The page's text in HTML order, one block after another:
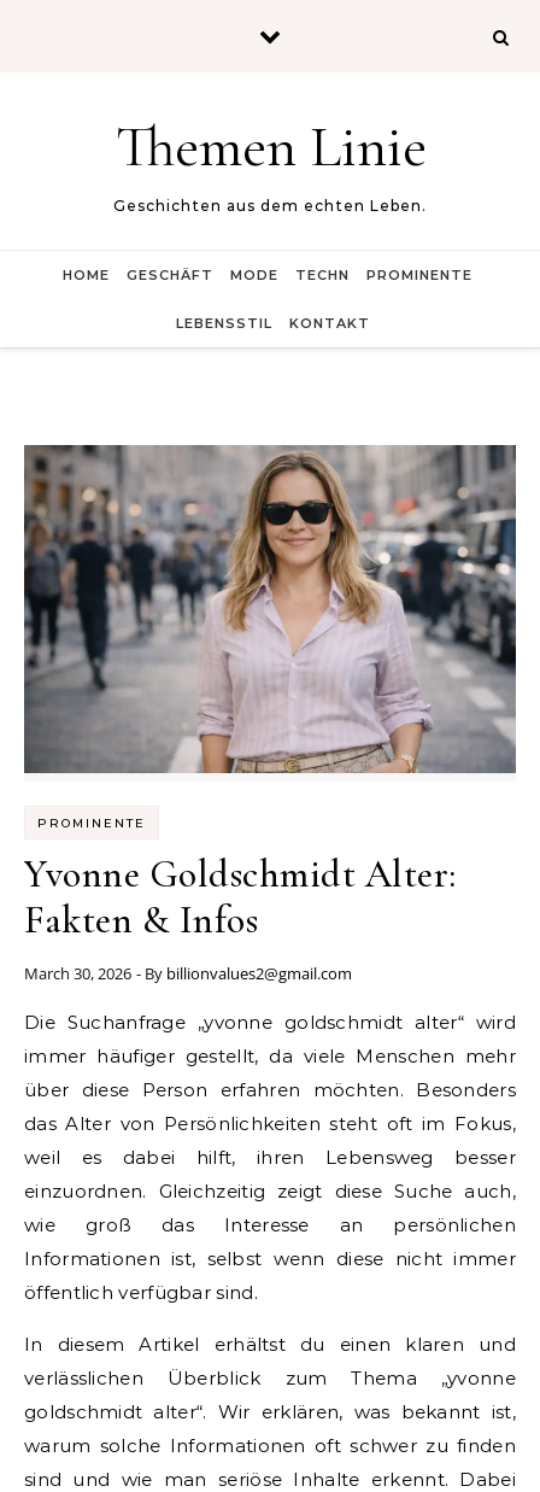
Themen Linie
Geschichten aus dem echten Leben.
HOME GESCHÄFT MODE TECHN PROMINENTE
LEBENSSTIL KONTAKT
PROMINENTE
Yvonne Goldschmidt Alter:
Fakten & Infos
March 30, 2026 - By billionvalues2@gmail.com
Die Suchanfrage „yvonne goldschmidt alter“ wird
immer häufiger gestellt, da viele Menschen mehr
über diese Person erfahren möchten. Besonders
das Alter von Persönlichkeiten steht oft im Fokus,
weil es dabei hilft, ihren Lebensweg besser
einzuordnen. Gleichzeitig zeigt diese Suche auch,
wie groß das Interesse an persönlichen
Informationen ist, selbst wenn diese nicht immer
öffentlich verfügbar sind.
In diesem Artikel erhältst du einen klaren und
verlässlichen Überblick zum Thema „yvonne
goldschmidt alter“. Wir erklären, was bekannt ist,
warum solche Informationen oft schwer zu finden
sind und wie man seriöse Inhalte erkennt. Dabei